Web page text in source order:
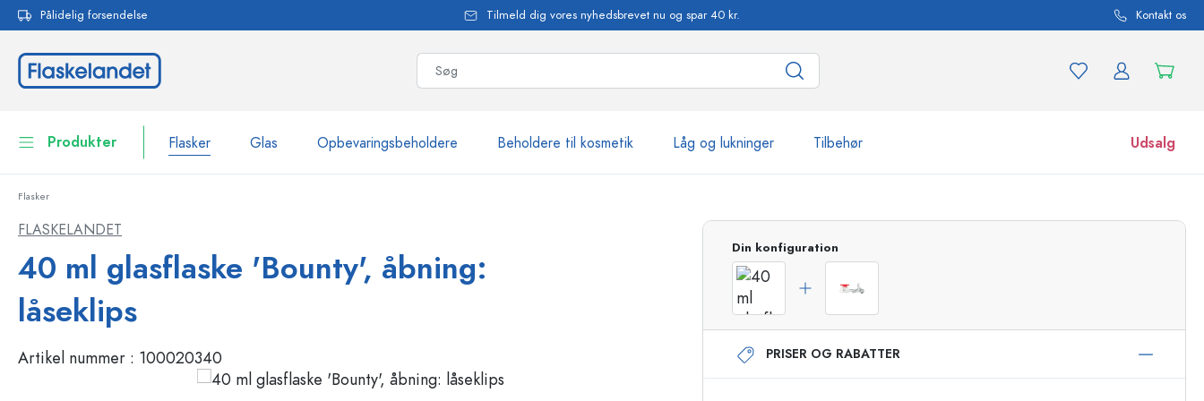
Gå til hovednavigation
Pålidelig forsendelse Tilmeld dig vores nyhedsbrevet nu og spar 40 kr. Kontakt os
Produkter Flasker Glas Opbevaringsbeholdere Beholdere til kosmetik Låg og lukninger Tilbehør Udsalg
Glas
Bordservice
Flasker efter mærke
Estal-flasker
Flasker med patentprop
Sprayflasker
Airless-dispensere
Roll-on flasker
Glas
Flasker
FLASKELANDET
40 ml glasflaske 'Bounty', åbning:
låseklips
Artikel nummer : 100020340
Din konfiguration
PRISER OG RABATTER